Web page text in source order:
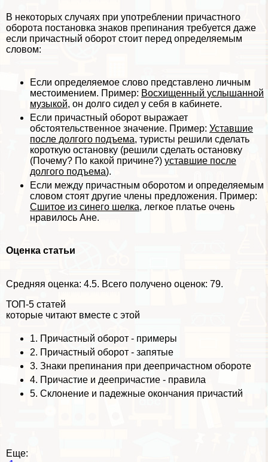
В некоторых случаях при употрeблении причастного
оборота постановка знаков препинания требуется даже
если причастный оборот стоит перед определяемым
словом:
Если определяемое слово представлено личным
местоимением. Пример: Восхищенный услышанной
музыкой, он долго сидел у себя в кабинете.
Если причастный оборот выражает
обстоятельственное значение. Пример: Уставшие
после долгого подъема, туристы решили сделать
короткую остановку (решили сделать остановку
(Почему? По какой причине?) уставшие после
долгого подъема).
Если между причастным оборотом и определяемым
словом стоят другие члeны предложения. Пример:
Сшитое из синего шелка, легкое платье очень
нравилось Ане.
Оценка статьи
Средняя оценка: 4.5. Всего получено оценок: 79.
ТОП-5 статей
которые читают вместе с этой
1. Причастный оборот - примеры
2. Причастный оборот - запятые
3. Знаки препинания при деепричастном обороте
4. Причастие и деепричастие - правила
5. Склонение и падежные окончания причастий
Еще: